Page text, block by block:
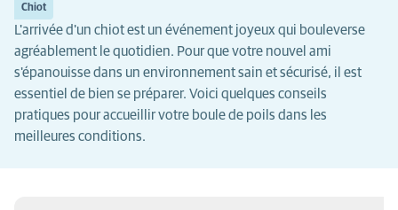
Chiot
L'arrivée d'un chiot est un événement joyeux qui bouleverse
agréablement le quotidien. Pour que votre nouvel ami
s'épanouisse dans un environnement sain et sécurisé, il est
essentiel de bien se préparer. Voici quelques conseils
pratiques pour accueillir votre boule de poils dans les
meilleures conditions.